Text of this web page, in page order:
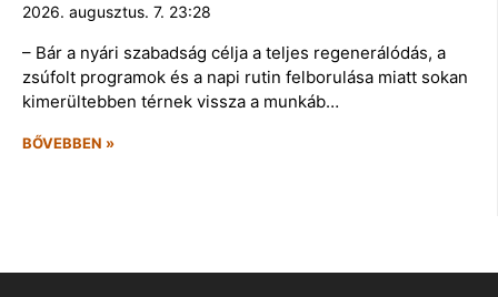
2026. augusztus. 7. 23:28
– Bár a nyári szabadság célja a teljes regenerálódás, a
zsúfolt programok és a napi rutin felborulása miatt sokan
kimerültebben térnek vissza a munkáb…
BŐVEBBEN »